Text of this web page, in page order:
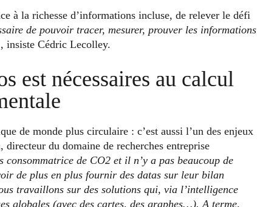
à la richesse d’informations incluse, de relever le défi
de pouvoir tracer, mesurer, prouver les informations
insiste Cédric Lecolley.
est nécessaires au calcul
de monde plus circulaire : c’est aussi l’un des enjeux
du domaine de recherches entreprise
consommatrice de CO2 et il n’y a pas beaucoup de
de plus en plus fournir des datas sur leur bilan
travaillons sur des solutions qui, via l’intelligence
globales (avec des cartes, des graphes…). A terme,